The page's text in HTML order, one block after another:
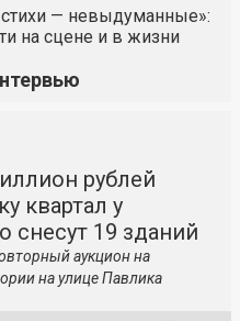
— невыдуманные»:
на сцене и в жизни
рублей
квартал у
снесут 19 зданий
аукцион на
на улице Павлика